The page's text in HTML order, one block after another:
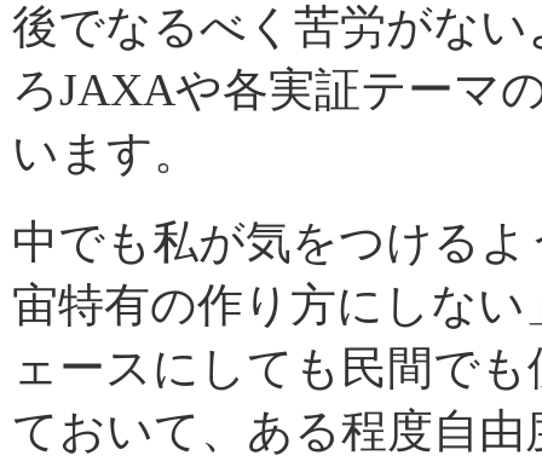
後でなるべく苦労がな
ろJAXAや各実証テーマ
います。
中でも私が気をつける
宙特有の作り方にしな
ェースにしても民間で
ておいて、ある程度自